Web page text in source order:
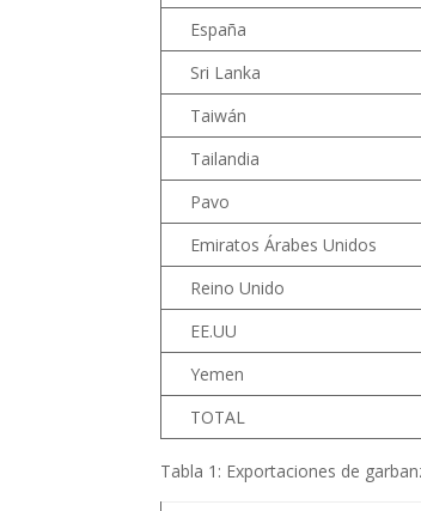
España
Sri Lanka
Taiwán
Tailandia
Pavo
Emiratos Árabes Unidos
Reino Unido
EE.UU
Yemen
TOTAL
Tabla 1: Exportaciones de